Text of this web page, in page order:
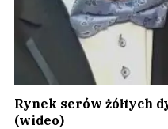
Rynek serów żółtych
(wideo)